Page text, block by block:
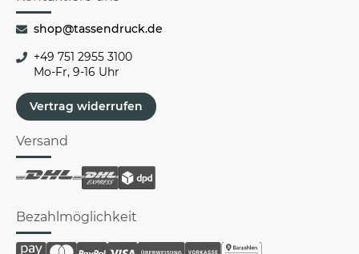
shop@tassendruck.de
+49 751 2955 3100
Mo-Fr, 9-16 Uhr
Vertrag widerrufen
Versand
Bezahlmöglichkeit